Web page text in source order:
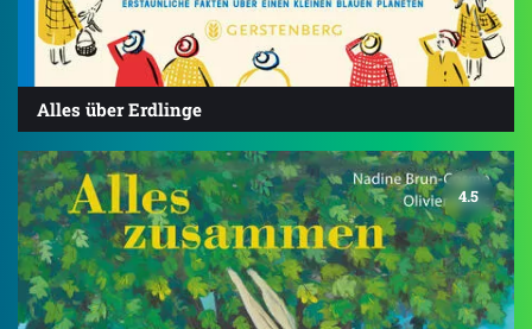
Alles über Erdlinge
4.5